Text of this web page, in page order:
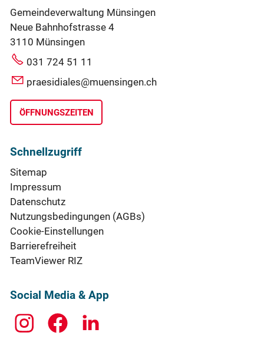
Gemeindeverwaltung Münsingen
Neue Bahnhofstrasse 4
3110 Münsingen
031 724 51 11
praesidiales@muensingen.ch
ÖFFNUNGSZEITEN
Schnellzugriff
Sitemap
Impressum
Datenschutz
Nutzungsbedingungen (AGBs)
Cookie-Einstellungen
Barrierefreiheit
TeamViewer RIZ
Social Media & App